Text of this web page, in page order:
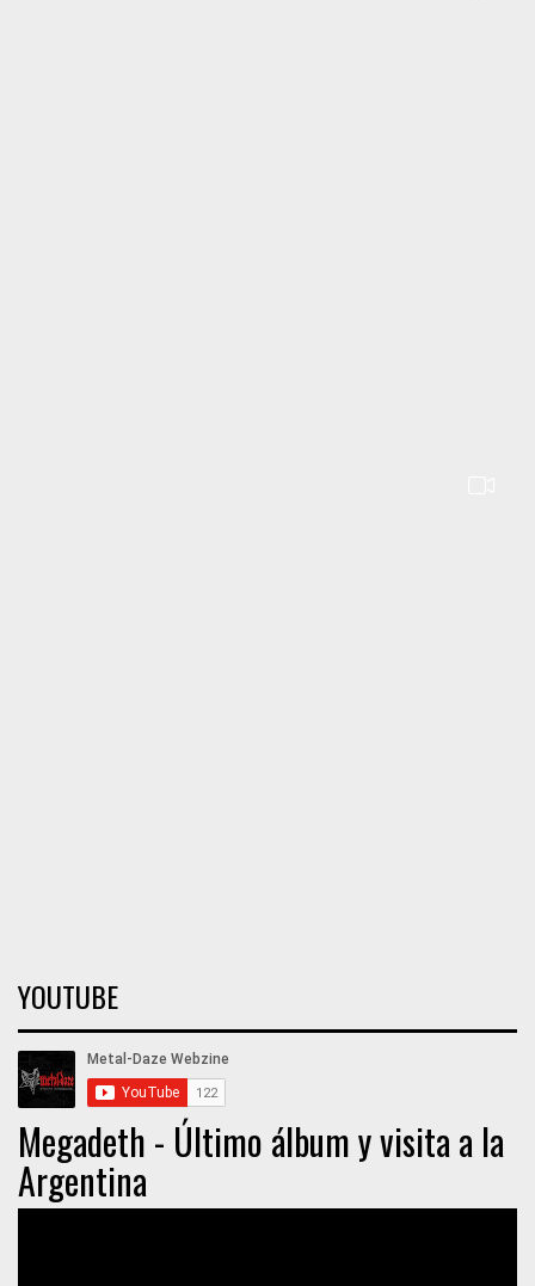
YOUTUBE
Megadeth - Último álbum y visita a la
Argentina